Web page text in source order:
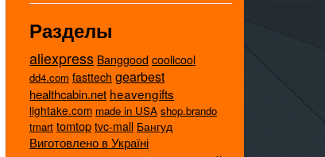
Разделы
aliexpress Banggood coolicool
dd4.com fasttech gearbest
healthcabin.net heavengifts
lightake.com made in USA shop.brando
tmart tomtop tvc-mall Бангуд
Виготовлено в Україні